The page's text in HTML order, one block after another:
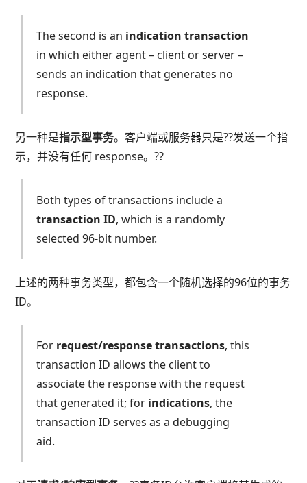
The second is an indication transaction
in which either agent – client or server –
sends an indication that generates no
response.
另一种是指示型事务。客户端或服务器只是??发送一个指
示，并没有任何 response。??
Both types of transactions include a
transaction ID, which is a randomly
selected 96-bit number.
上述的两种事务类型，都包含一个随机选择的96位的事务
ID。
For request/response transactions, this
transaction ID allows the client to
associate the response with the request
that generated it; for indications, the
transaction ID serves as a debugging
aid.